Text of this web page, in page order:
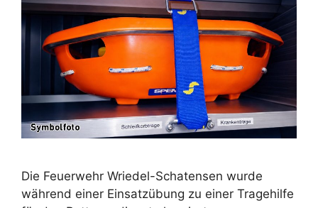
Die Feuerwehr Wriedel-Schatensen wurde
während einer Einsatzübung zu einer Tragehilfe